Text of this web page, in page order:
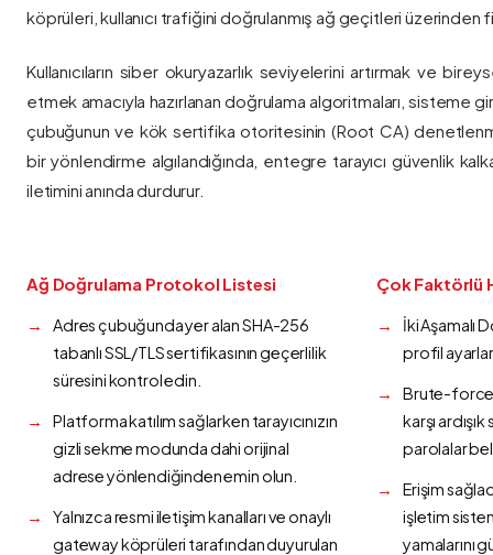
köprüleri, kullanıcı trafiğini doğrulanmış ağ geçitleri üzerinden
Kullanıcıların siber okuryazarlık seviyelerini artırmak ve
etmek amacıyla hazırlanan doğrulama algoritmaları, sisteme
çubuğunun ve kök sertifika otoritesinin (Root CA)
bir yönlendirme algılandığında, entegre tarayıcı güvenlik
iletimini anında durdurur.
Ağ Doğrulama Protokol Listesi
Adres çubuğunda yer alan SHA-256
tabanlı SSL/TLS sertifikasının geçerlilik
süresini kontrol edin.
Platforma katılım sağlarken tarayıcınızın
gizli sekme modunda dahi orijinal
adrese yönlendiğinden emin olun.
Yalnızca resmi iletişim kanalları ve onaylı
gateway köprüleri tarafından duyurulan
Çok Faktörlü
İki Aşamalı
profil
Brute-force
karşı
parolalar
Erişim
işletim
yamalarını